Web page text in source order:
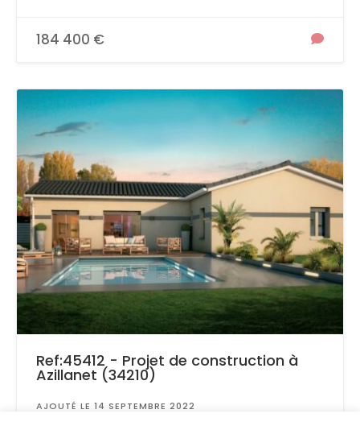
184 400 €
Ref:45412 - Projet de construction à
Azillanet (34210)
AJOUTÉ LE 14 SEPTEMBRE 2022